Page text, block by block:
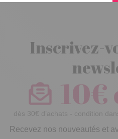
Inscrivez-
dès 30€ d’achats - condition
Recevez nos nouveautés et